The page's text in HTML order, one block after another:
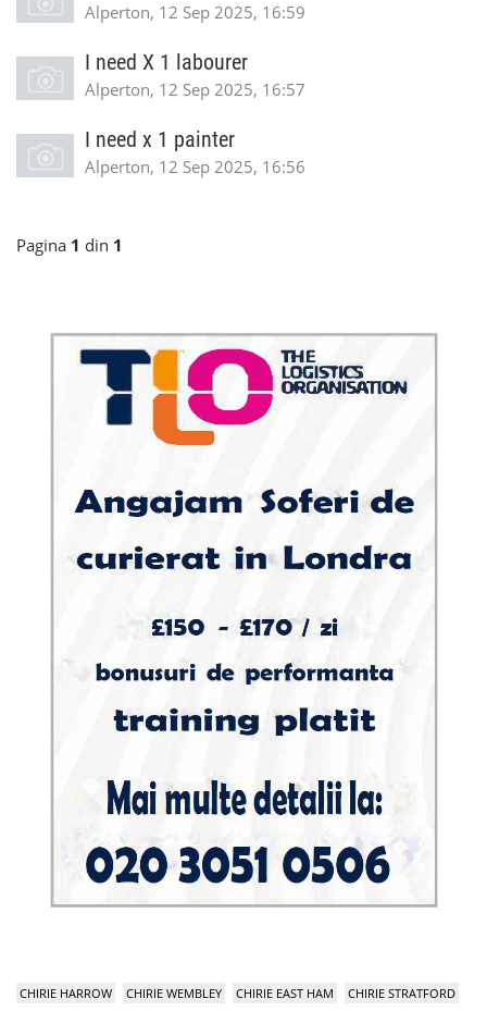
Alperton, 12 Sep 2025, 16:59
I need X 1 labourer
Alperton, 12 Sep 2025, 16:57
I need x 1 painter
Alperton, 12 Sep 2025, 16:56
Pagina 1 din 1
CHIRIE HARROW CHIRIE WEMBLEY CHIRIE EAST HAM
CHIRIE STRATFORD